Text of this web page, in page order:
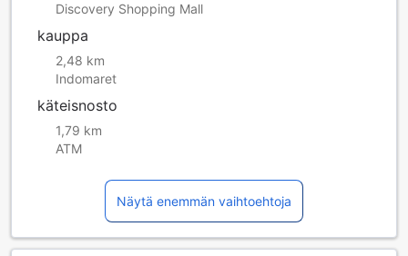
Discovery Shopping Mall
kauppa
2,48 km
Indomaret
käteisnosto
1,79 km
ATM
Näytä enemmän vaihtoehtoja